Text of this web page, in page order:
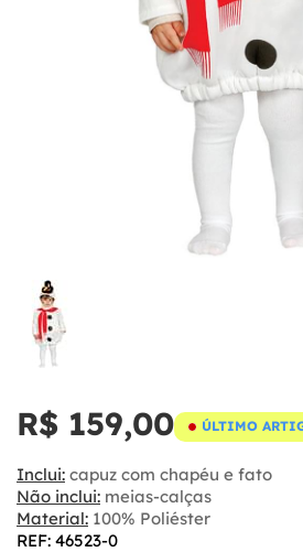
R$ 159,00 ÚLTIMO
Inclui: capuz com chapéu e fato
Não inclui: meias-calças
Material: 100% Poliéster
REF: 46523-0